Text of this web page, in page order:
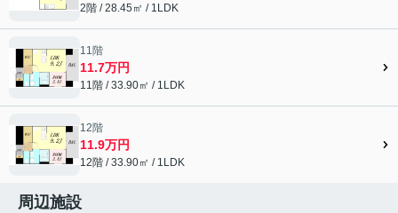
2階 / 28.45㎡ / 1LDK
11階
11.7万円
11階 / 33.90㎡ / 1LDK
12階
11.9万円
12階 / 33.90㎡ / 1LDK
周辺施設